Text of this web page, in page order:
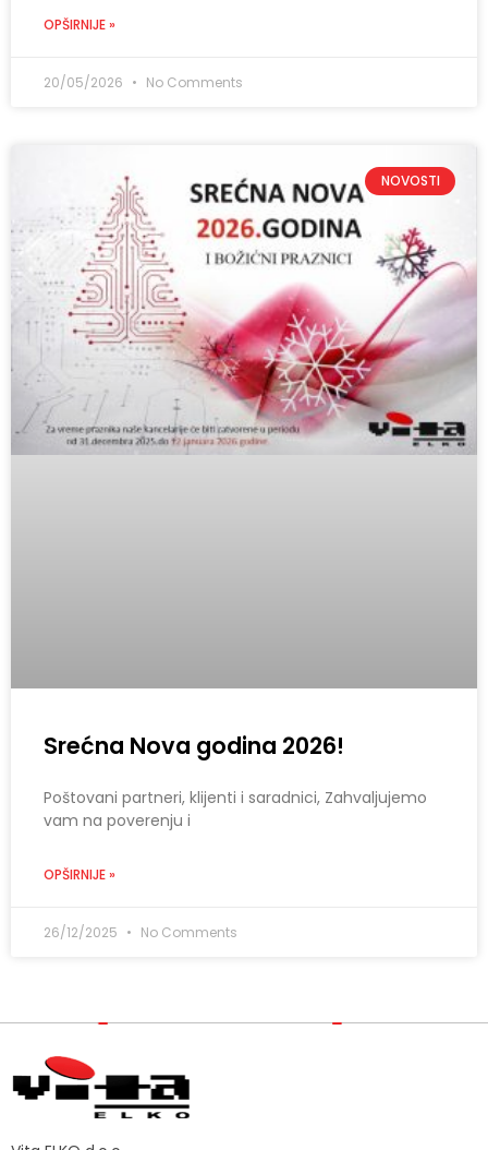
OPŠIRNIJE »
20/05/2026 No Comments
NOVOSTI
Srećna Nova godina 2026!
Poštovani partneri, klijenti i saradnici, Zahvaljujemo
vam na poverenju i
OPŠIRNIJE »
26/12/2025 No Comments